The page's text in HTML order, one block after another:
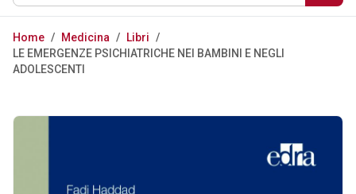
Home / Medicina / Libri /
LE EMERGENZE PSICHIATRICHE NEI BAMBINI E NEGLI
ADOLESCENTI